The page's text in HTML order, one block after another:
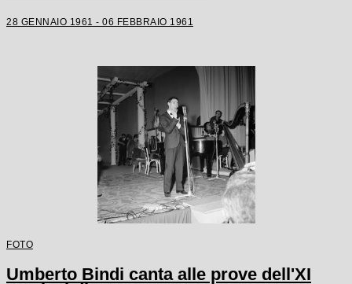
28 GENNAIO 1961 - 06 FEBBRAIO 1961
FOTO
Umberto Bindi canta alle prove dell'XI